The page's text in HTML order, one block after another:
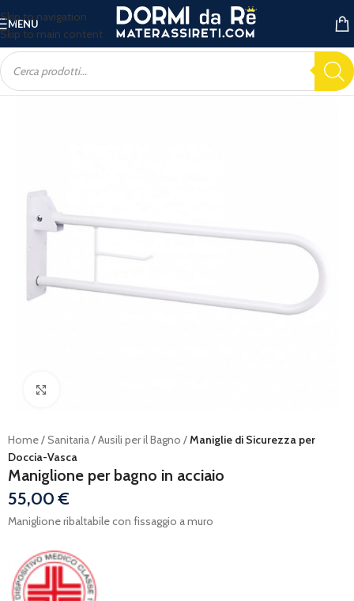
Skip to navigation
Skip to main content
MENU
Home Sanitaria Ausili per il Bagno
Maniglie di Sicurezza per
Doccia-Vasca
Maniglione per bagno in acciaio
55,00€
Maniglione ribaltabile con fissaggio a muro